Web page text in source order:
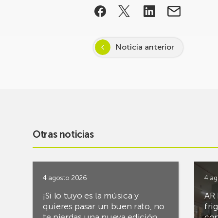
Noticia anterior
Otras noticias
4 agosto 2026
¡Si lo tuyo es la música y
quieres pasar un buen rato, no
4